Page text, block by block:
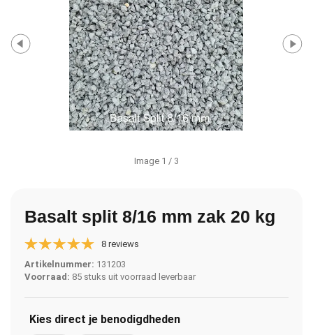
Image 1 / 3
Basalt split 8/16 mm zak 20 kg
8 reviews
Artikelnummer: 131203
Voorraad: 85 stuks uit voorraad leverbaar
Kies direct je benodigdheden